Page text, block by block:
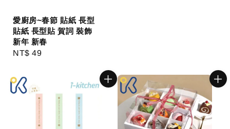
愛廚房~春節 貼紙 長型
貼紙 長型貼 賀詞 裝飾
新年 新春
Regular
NT$ 49